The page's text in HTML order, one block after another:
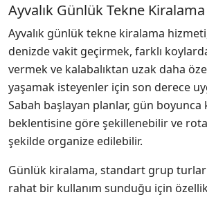
Ayvalık Günlük Tekne Kiralama
Ayvalık günlük tekne kiralama
denizde vakit geçirmek, farklı
vermek ve kalabalıktan uzak daha
yaşamak isteyenler için son derece
Sabah başlayan planlar, gün boyunca
beklentisine göre şekillenebilir ve
şekilde organize edilebilir.
Günlük kiralama, standart grup
rahat bir kullanım sunduğu için